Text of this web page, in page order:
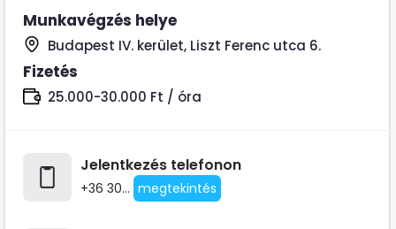
Munkavégzés helye
Budapest IV. kerület, Liszt Ferenc utca 6.
Fizetés
25.000-30.000 Ft / óra
Jelentkezés telefonon
+36 30... megtekintés